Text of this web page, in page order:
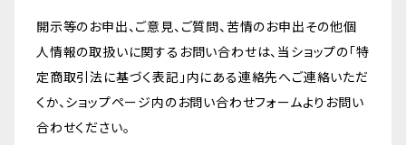
開示等のお申出、ご意見、ご質問、苦情のお申出その他個
人情報の取扱いに関するお問い合わせは、当ショップの「特
定商取引法に基づく表記」内にある連絡先へご連絡いただ
くか、ショップページ内のお問い合わせフォームよりお問い
合わせください。